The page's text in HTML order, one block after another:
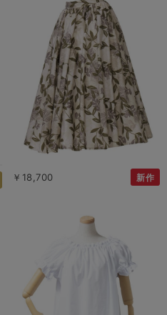
￥18,700 新作